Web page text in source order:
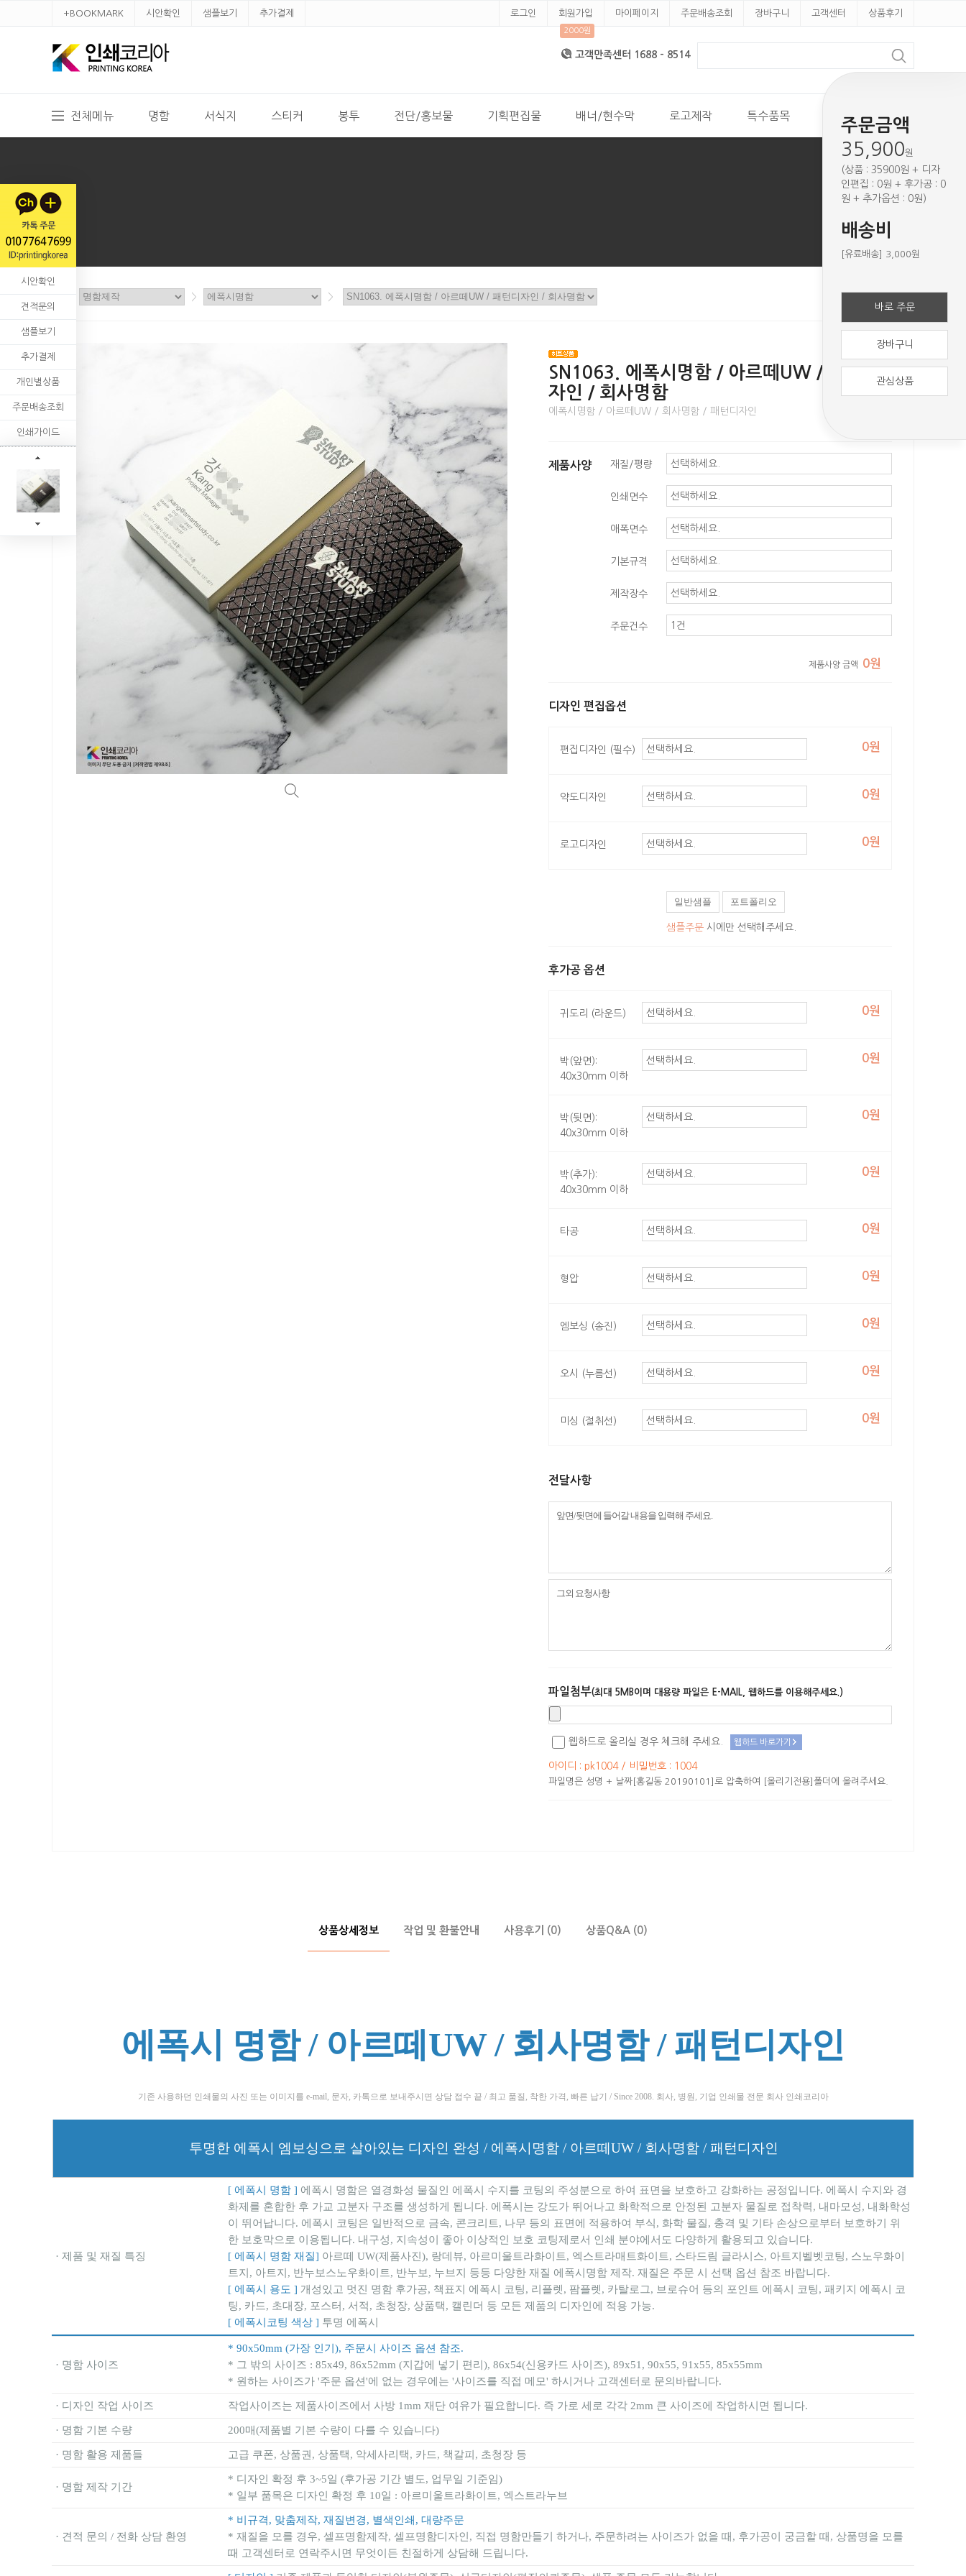
+BOOKMARK 시안확인 샘플보기 추가결제 로그인 회원가입
2000원
마이페이지 주문배송조회 장바구니 고객센터 상품후기
고객만족센터 1688 - 8514
전체메뉴 명함 서식지 스티커 봉투 전단/홍보물 기획편집물 배너/현수막 로고제작 특수품목 견적문의
> >
SN1063. 에폭시명함 / 아르떼UW / 패턴디
자인 / 회사명함
에폭시명함 / 아르떼UW / 회사명함 / 패턴디자인
제품사양 재질/평량
인쇄면수
애폭면수
기본규격
제작장수
주문건수
제품사양 금액 0원
디자인 편집옵션
편집디자인 (필수) 0원
약도디자인 0원
로고디자인 0원
일반샘플 포트폴리오
샘플주문 시에만 선택해주세요.
후가공 옵션
귀도리 (라운드) 0원
박(앞면):
40x30mm 이하
0원
박(뒷면):
40x30mm 이하
0원
박(추가):
40x30mm 이하
0원
타공 0원
형압 0원
엠보싱 (송진) 0원
오시 (누름선) 0원
미싱 (절취선) 0원
전달사항
파일첨부(최대 5MB이며 대용량 파일은 E-MAIL, 웹하드를 이용해주세요.)
웹하드로 올리실 경우 체크해 주세요. 웹하드 바로가기
아이디 : pk1004 / 비밀번호 : 1004
파일명은 성명 + 날짜[홍길동 20190101]로 압축하여 [올리기전용]폴더에 올려주세요.
주문금액
35,900원
(상품 : 35900원 + 디자
인편집 : 0원 + 후가공 : 0
원 + 추가옵션 : 0원)
배송비
[유료배송] 3,000원
바로 주문
장바구니
관심상품
상품상세정보 작업 및 환불안내 사용후기 (0) 상품Q&A (0)
에폭시 명함 / 아르떼UW / 회사명함 / 패턴디자인
기존 사용하던 인쇄물의 사진 또는 이미지를 e-mail, 문자, 카톡으로 보내주시면 상담 접수 끝 / 최고 품질, 착한 가격, 빠른 납기 / Since 2008. 회사, 병원, 기업 인쇄물 전문 회사 인쇄코리아
투명한 에폭시 엠보싱으로 살아있는 디자인 완성 / 에폭시명함 / 아르떼UW / 회사명함 / 패턴디자인
· 제품 및 재질 특징
[ 에폭시 명함 ] 에폭시 명함은 열경화성 물질인 에폭시 수지를 코팅의 주성분으로 하여 표면을 보호하고 강화하는 공정입니다. 에폭시 수지와 경
화제를 혼합한 후 가교 고분자 구조를 생성하게 됩니다. 에폭시는 강도가 뛰어나고 화학적으로 안정된 고분자 물질로 접착력, 내마모성, 내화학성
이 뛰어납니다. 에폭시 코팅은 일반적으로 금속, 콘크리트, 나무 등의 표면에 적용하여 부식, 화학 물질, 충격 및 기타 손상으로부터 보호하기 위
한 보호막으로 이용됩니다. 내구성, 지속성이 좋아 이상적인 보호 코팅제로서 인쇄 분야에서도 다양하게 활용되고 있습니다.
[ 에폭시 명함 재질] 아르떼 UW(제품사진), 랑데뷰, 아르미울트라화이트, 엑스트라매트화이트, 스타드림 글라시스, 아트지벨벳코팅, 스노우화이
트지, 아트지, 반누보스노우화이트, 반누보, 누브지 등등 다양한 재질 에폭시명함 제작. 재질은 주문 시 선택 옵션 참조 바랍니다.
[ 에폭시 용도 ] 개성있고 멋진 명함 후가공, 책표지 에폭시 코팅, 리플렛, 팜플렛, 카탈로그, 브로슈어 등의 포인트 에폭시 코팅, 패키지 에폭시 코
팅, 카드, 초대장, 포스터, 서적, 초청장, 상품택, 캘린더 등 모든 제품의 디자인에 적용 가능.
[ 에폭시코팅 색상 ] 투명 에폭시
· 명함 사이즈
* 90x50mm (가장 인기), 주문시 사이즈 옵션 참조.
* 그 밖의 사이즈 : 85x49, 86x52mm (지갑에 넣기 편리), 86x54(신용카드 사이즈), 89x51, 90x55, 91x55, 85x55mm
* 원하는 사이즈가 '주문 옵션'에 없는 경우에는 '사이즈를 직접 메모' 하시거나 고객센터로 문의바랍니다.
· 디자인 작업 사이즈 작업사이즈는 제품사이즈에서 사방 1mm 재단 여유가 필요합니다. 즉 가로 세로 각각 2mm 큰 사이즈에 작업하시면 됩니다.
· 명함 기본 수량 200매(제품별 기본 수량이 다를 수 있습니다)
· 명함 활용 제품들 고급 쿠폰, 상품권, 상품택, 악세사리택, 카드, 책갈피, 초청장 등
· 명함 제작 기간
* 디자인 확정 후 3~5일 (후가공 기간 별도, 업무일 기준임)
* 일부 품목은 디자인 확정 후 10일 : 아르미울트라화이트, 엑스트라누브
· 견적 문의 / 전화 상담 환영
* 비규격, 맞춤제작, 재질변경, 별색인쇄, 대량주문
* 재질을 모를 경우, 셀프명함제작, 셀프명함디자인, 직접 명함만들기 하거나, 주문하려는 사이즈가 없을 때, 후가공이 궁금할 때, 상품명을 모를
때 고객센터로 연락주시면 무엇이든 친절하게 상담해 드립니다.
시안확인
견적문의
샘플보기
추가결제
개인별상품
주문배송조회
인쇄가이드